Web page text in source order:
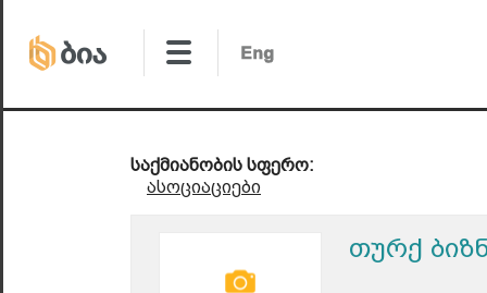
საქმიანობის სფერო:
ასოციაციები
თურქ